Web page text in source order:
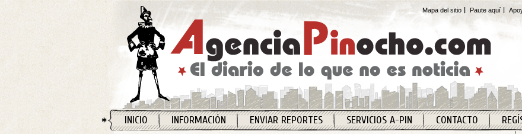
Mapa del sitio Paute aquí
INICIO INFORMACIÓN ENVIAR REPORTES SERVICIOS A-PIN CONTACTO